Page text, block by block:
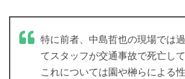
特に前者、中島哲也の現場では
てスタッフが交通事故で死亡して
これについては園や榊らによる